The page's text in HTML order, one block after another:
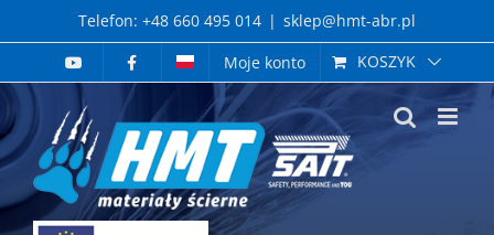
to
Telefon: +48 660 495 014 | sklep@hmt-abr.pl
Moje konto
KOSZYK